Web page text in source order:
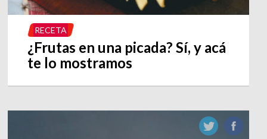
RECETA
¿Frutas en una picada? Sí, y acá
te lo mostramos